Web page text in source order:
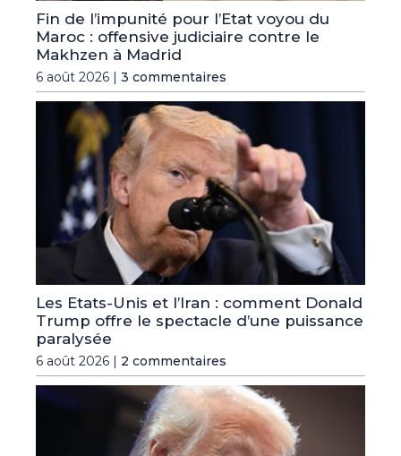
Fin de l’impunité pour l’Etat voyou du
Maroc : offensive judiciaire contre le
Makhzen à Madrid
6 août 2026 | 3 commentaires
Les Etats-Unis et l’Iran : comment Donald
Trump offre le spectacle d’une puissance
paralysée
6 août 2026 | 2 commentaires